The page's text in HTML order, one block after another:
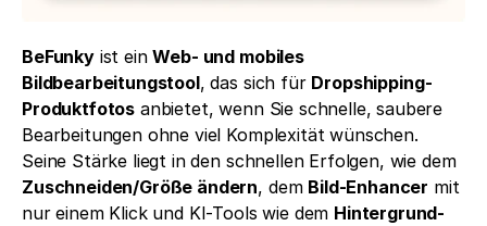
BeFunky ist ein Web- und mobiles
Bildbearbeitungstool, das sich für Dropshipping-
Produktfotos anbietet, wenn Sie schnelle, saubere
Bearbeitungen ohne viel Komplexität wünschen.
Seine Stärke liegt in den schnellen Erfolgen, wie dem
Zuschneiden/Größe ändern, dem Bild-Enhancer mit
nur einem Klick und KI-Tools wie dem Hintergrund-